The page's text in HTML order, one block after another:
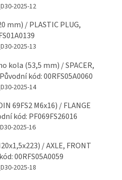
2025-12
mm) / PLASTIC PLUG,
2025-13
kola (53,5 mm) / SPACER,
kód: 00RFS05A0060
2025-14
69FS2 M6x16) / FLANGE
kód: PF069FS26016
2025-16
/ AXLE, FRONT
00RFS05A0059
2025-18